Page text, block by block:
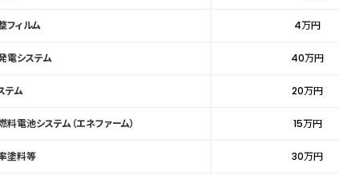
フィルム 4万円
電システム 40万円
テム 20万円
料電池システム（エネファーム） 15万円
塗料等 30万円